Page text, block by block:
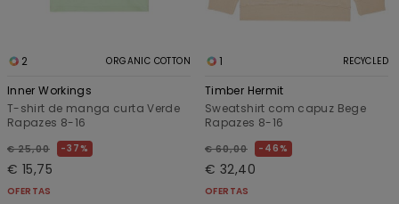
2 ORGANIC COTTON
Inner Workings
T-shirt de manga curta Verde
Rapazes 8-16
€ 25,00 37%
€ 15,75
OFERTAS
1 RECYCLED
Timber Hermit
Sweatshirt com capuz Bege
Rapazes 8-16
€ 60,00 46%
€ 32,40
OFERTAS